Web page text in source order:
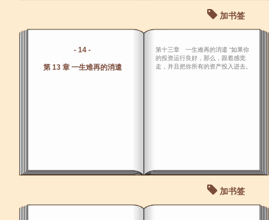
加书签
- 14 -
第 13 章 一生难再的消遣
第十三章 一生难再的消遣 “如果你
的投资运行良好，那么，跟着感觉
走，并且把你所有的资产投入进去。
加书签